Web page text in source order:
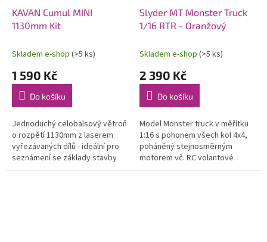
KAVAN Cumul MINI
1130mm Kit
Skladem e-shop (>5 ks)
1 590 Kč
Do košíku
Jednoduchý celobalsový větroň
o rozpětí 1130mm z laserem
vyřezávaných dílů - ideální pro
seznámení se základy stavby
modelů letadel. Konstrukce
Slyder MT Monster Truck
1/16 RTR - Oranžový
Skladem e-shop (>5 ks)
2 390 Kč
Do košíku
Model Monster truck v měřítku
1:16 s pohonem všech kol 4x4,
poháněný stejnosměrným
motorem vč. RC volantové
soupravy 2,4 GHz a pohonného